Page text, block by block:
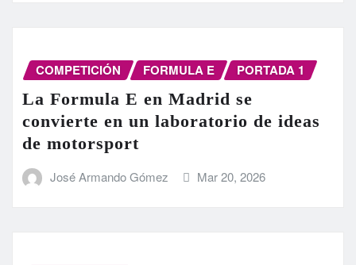
COMPETICIÓN FORMULA E PORTADA 1
La Formula E en Madrid se
convierte en un laboratorio de ideas
de motorsport
José Armando Gómez Mar 20, 2026